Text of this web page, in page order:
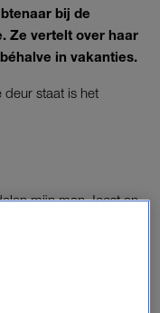
bij de
Ze vertelt over haar
in vakanties.
deur staat is het
mijn man Joost en
ontwikkeldagen.
veel vaker acht –
kinderen leerplichtig